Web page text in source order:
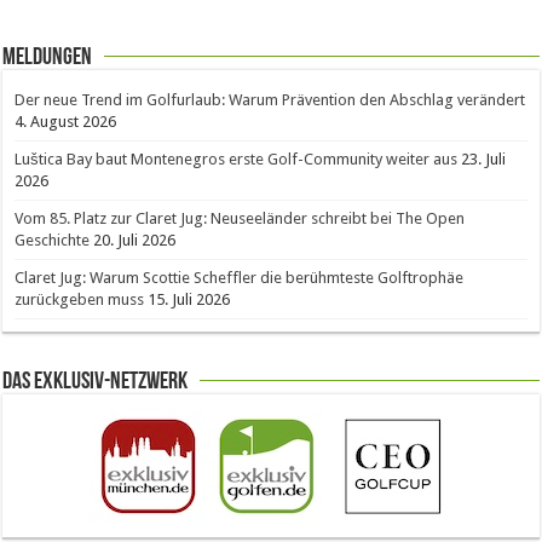
Meldungen
Der neue Trend im Golfurlaub: Warum Prävention den Abschlag verändert
4. August 2026
Luštica Bay baut Montenegros erste Golf-Community weiter aus 23. Juli
2026
Vom 85. Platz zur Claret Jug: Neuseeländer schreibt bei The Open
Geschichte 20. Juli 2026
Claret Jug: Warum Scottie Scheffler die berühmteste Golftrophäe
zurückgeben muss 15. Juli 2026
Das Exklusiv-Netzwerk